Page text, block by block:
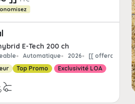
E-Tech 200 ch
Automatique 2026
[[
Top Promo Exclusivité LOA